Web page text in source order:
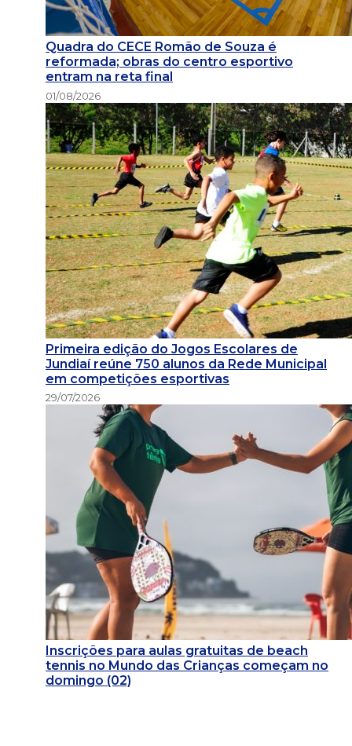
Quadra do CECE Romão de Souza é
reformada; obras do centro esportivo
entram na reta final
01/08/2026
Primeira edição do Jogos Escolares de
Jundiaí reúne 750 alunos da Rede Municipal
em competições esportivas
29/07/2026
Inscrições para aulas gratuitas de beach
tennis no Mundo das Crianças começam no
domingo (02)